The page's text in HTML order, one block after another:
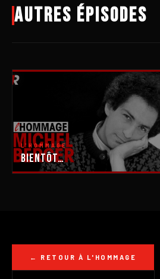
Autres épisodes
L'HOMMAGE
Bientôt…
← RETOUR À L'HOMMAGE